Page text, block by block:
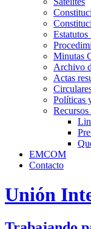
Estatutos
Minutas
Archivo
Actas
Políticas
EMCOM
Contacto
Unión